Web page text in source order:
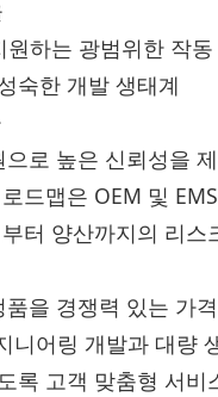
하는 광범위한 작동
숙한 개발 생태계
로 높은 신뢰성을
드맵은 OEM 및
터 양산까지의 리스
품을 경쟁력 있는 가
니어링 개발과 대량
록 고객 맞춤형 서비